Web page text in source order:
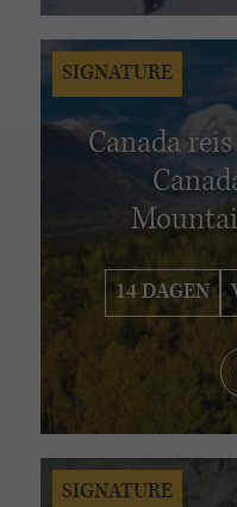
Canada
14 DAGEN
SIGNATURE
SIGNATURE